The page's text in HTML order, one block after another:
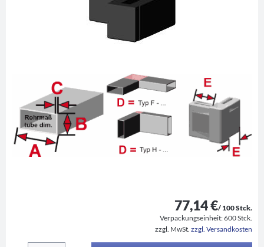
77,14 €/ 100 Stck.
Verpackungseinheit:600 Stck.
zzgl. MwSt. zzgl. Versandkosten